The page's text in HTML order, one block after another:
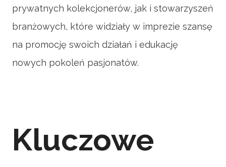
prywatnych kolekcjonerów, jak i stowarzyszeń
branżowych, które widziały w imprezie szansę
na promocję swoich działań i edukację
nowych pokoleń pasjonatów.
Kluczowe